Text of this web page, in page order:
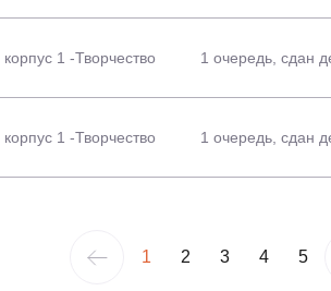
корпус 1 -Творчество 1 очередь, сдан
корпус 1 -Творчество 1 очередь, сдан
1 2 3 4 5